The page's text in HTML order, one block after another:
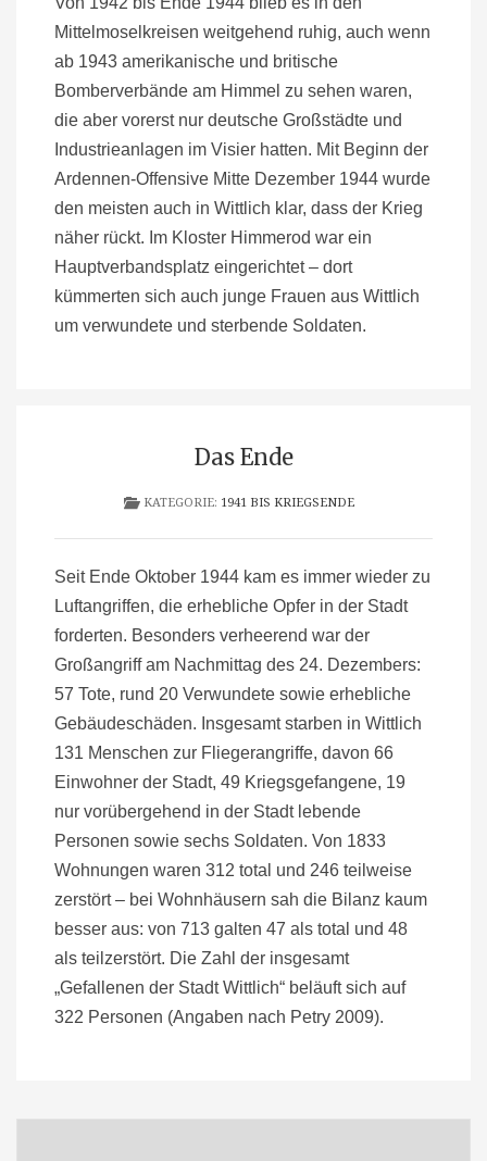
Mittelmoselkreisen weitgehend ruhig, auch wenn
ab 1943 amerikanische und britische
Bomberverbände am Himmel zu sehen waren,
die aber vorerst nur deutsche Großstädte und
Industrieanlagen im Visier hatten. Mit Beginn der
Ardennen-Offensive Mitte Dezember 1944 wurde
den meisten auch in Wittlich klar, dass der Krieg
näher rückt. Im Kloster Himmerod war ein
Hauptverbandsplatz eingerichtet – dort
kümmerten sich auch junge Frauen aus Wittlich
um verwundete und sterbende Soldaten.
Das Ende
KATEGORIE: 1941 BIS KRIEGSENDE
Seit Ende Oktober 1944 kam es immer wieder zu
Luftangriffen, die erhebliche Opfer in der Stadt
forderten. Besonders verheerend war der
Großangriff am Nachmittag des 24. Dezembers:
57 Tote, rund 20 Verwundete sowie erhebliche
Gebäudeschäden. Insgesamt starben in Wittlich
131 Menschen zur Fliegerangriffe, davon 66
Einwohner der Stadt, 49 Kriegsgefangene, 19
nur vorübergehend in der Stadt lebende
Personen sowie sechs Soldaten. Von 1833
Wohnungen waren 312 total und 246 teilweise
zerstört – bei Wohnhäusern sah die Bilanz kaum
besser aus: von 713 galten 47 als total und 48
als teilzerstört. Die Zahl der insgesamt
„Gefallenen der Stadt Wittlich“ beläuft sich auf
322 Personen (Angaben nach Petry 2009).